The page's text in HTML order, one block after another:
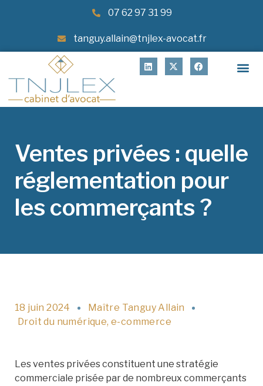
07 62 97 31 99
tanguy.allain@tnjlex-avocat.fr
Ventes privées : quelle
réglementation pour
les commerçants ?
18 juin 2024
Maître Tanguy Allain
Droit du numérique,e-commerce
Les ventes privées constituent une stratégie
commerciale prisée par de nombreux commerçants